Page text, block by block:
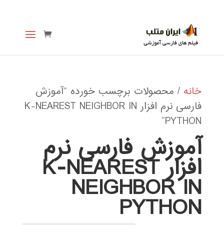
خانه / محصولات برچسب خورده “آموزش
فارسی نرم افزار K-NEAREST NEIGHBOR IN
PYTHON”
آموزش فارسی نرم
افزار K-NEAREST
NEIGHBOR IN
PYTHON